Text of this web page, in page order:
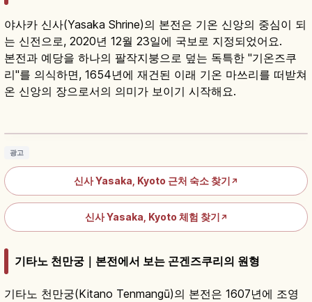
야사카 신사(Yasaka Shrine)의 본전은 기온 신앙의 중심이 되
는 신전으로, 2020년 12월 23일에 국보로 지정되었어요.
본전과 예당을 하나의 팔작지붕으로 덮는 독특한 "기온즈쿠
리"를 의식하면, 1654년에 재건된 이래 기온 마쓰리를 떠받쳐
온 신앙의 장으로서의 의미가 보이기 시작해요.
교토 야사카 신사 가이드｜기온의 상징·기온 마
광고
신사 Yasaka, Kyoto 근처 숙소 찾기 ↗
신사 Yasaka, Kyoto 체험 찾기 ↗
기타노 천만궁｜본전에서 보는 곤겐즈쿠리의 원형
기타노 천만궁(Kitano Tenmangū)의 본전은 1607년에 조영